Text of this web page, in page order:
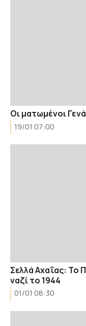
Οι ματωμένοι
19/01 07:00
Σελλά Αχαΐας: Το
ναζί το 1944
01/01 08:30